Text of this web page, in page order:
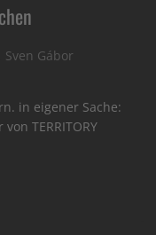
Sven Gábor
in eigener Sache:
TERRITORY